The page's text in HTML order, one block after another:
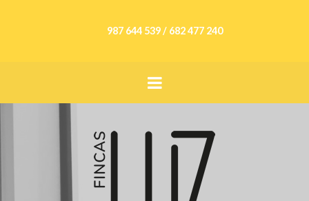
987 644 539 / 682 477 240